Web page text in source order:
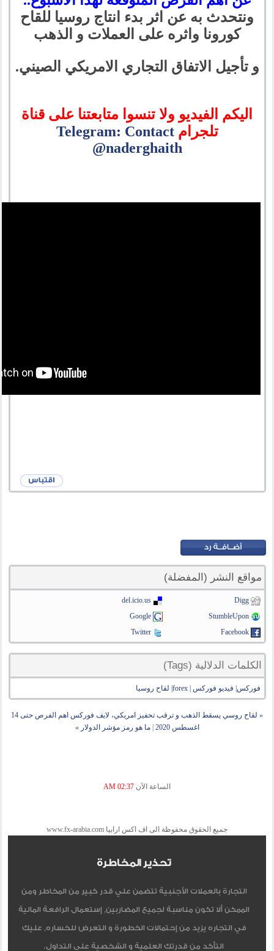
ونتحدث به عن اثر بدء انتاج روسيا للقاح
كورونا واثره على العملات و الذهب
و تأجيل الاتفاق التجاري الامريكي الصيني.
اليكم الفيديو ولا تنسوا متابعتنا على قناة
تلجرامTelegram: Contact
@naderghaith
مواقع النشر (المفضلة)
Digg
del.icio.us
StumbleUpon
Google
Facebook
Twitter
الكلمات الدلالية (Tags)
فوركس| فيديو فوركس | forex| لقاح روسيا
«
لقاح روسي يسقط الذهب و ترقب تحفيز امريكي، لايف فوركس اهم الفرص حتى 14
اغسطس 2020
|ما هو رمز مؤشر الدولار »
الساعة الآن 02:37 AM
جميع الحقوق محفوظة الى اف اكس ارابيا www.fx-arabia.com
تحذير المخاطرة
التجارة بالعملات الأجنبية تتضمن علي قدر كبير من المخاطر ومن
الممكن ألا تكون مناسبة لجميع المضاربين, إستعمال الرافعة المالية
في التجاره يزيد من إحتمالات الخطورة و التعرض للخساره, عليك
التأكد من قدرتك العلمية و الشخصية على التداول.